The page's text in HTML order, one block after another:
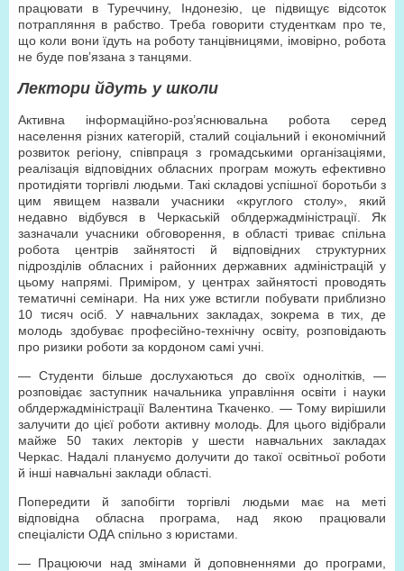
працювати в Туреччину, Індонезію, це підвищує відсоток
потрапляння в рабство. Треба говорити студенткам про те,
що коли вони їдуть на роботу танцівницями, імовірно, робота
не буде пов’язана з танцями.
Лектори йдуть у школи
Активна інформаційно-роз’яснювальна робота серед
населення різних категорій, сталий соціальний і економічний
розвиток регіону, співпраця з громадськими організаціями,
реалізація відповідних обласних програм можуть ефективно
протидіяти торгівлі людьми. Такі складові успішної боротьби з
цим явищем назвали учасники «круглого столу», який
недавно відбувся в Черкаській облдержадміністрації. Як
зазначали учасники обговорення, в області триває спільна
робота центрів зайнятості й відповідних структурних
підрозділів обласних і районних державних адміністрацій у
цьому напрямі. Приміром, у центрах зайнятості проводять
тематичні семінари. На них уже встигли побувати приблизно
10 тисяч осіб. У навчальних закладах, зокрема в тих, де
молодь здобуває професійно-технічну освіту, розповідають
про ризики роботи за кордоном самі учні.
— Студенти більше дослухаються до своїх однолітків, —
розповідає заступник начальника управління освіти і науки
облдержадміністрації Валентина Ткаченко. — Тому вирішили
залучити до цієї роботи активну молодь. Для цього відібрали
майже 50 таких лекторів у шести навчальних закладах
Черкас. Надалі плануємо долучити до такої освітньої роботи
й інші навчальні заклади області.
Попередити й запобігти торгівлі людьми має на меті
відповідна обласна програма, над якою працювали
спеціалісти ОДА спільно з юристами.
— Працюючи над змінами й доповненнями до програми,